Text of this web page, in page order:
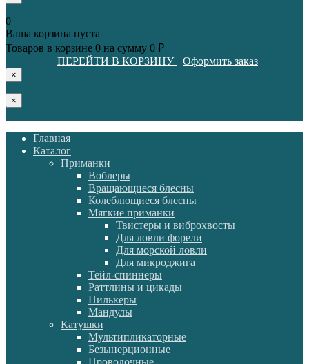
0
Ваша корзина пуста
Товаров в корзине 0 на сумму 0 ₽
ПЕРЕЙТИ В КОРЗИНУ
Оформить заказ
×
×
Главная
Каталог
Приманки
Воблеры
Вращающиеся блесны
Колеблющиеся блесны
Мягкие приманки
Твистеры и виброхвосты
Для ловли форели
Для морской ловли
Для микроджига
Тейл-спиннеры
Раттлины и цикады
Пилькеры
Мандулы
Катушки
Мультипликаторные
Безынерционные
Проводочные